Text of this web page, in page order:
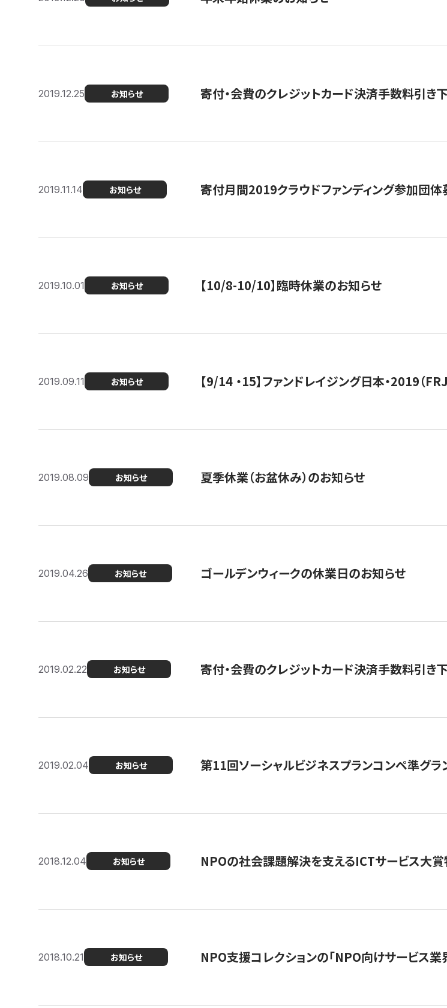
2019.12.25 お知らせ 寄付・会費のクレジットカード決済手数料引き
2019.11.14 お知らせ 寄付月間2019クラウドファンディング参加団体
2019.10.01 お知らせ 【10/8-10/10】臨時休業のお知らせ
2019.09.11 お知らせ 【9/14 ・15】ファンドレイジング日本・2019（
2019.08.09 お知らせ 夏季休業（お盆休み）のお知らせ
2019.04.26 お知らせ ゴールデンウィークの休業日のお知らせ
2019.02.22 お知らせ 寄付・会費のクレジットカード決済手数料引き
2019.02.04 お知らせ 第11回ソーシャルビジネスプランコンペ準グラ
2018.12.04 お知らせ NPOの社会課題解決を支えるICTサービス大
2018.10.21 お知らせ NPO支援コレクションの「NPO向けサービス業